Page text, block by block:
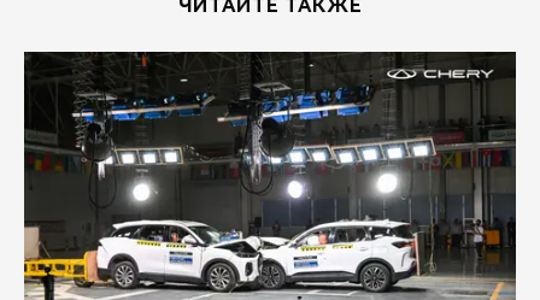
ЧИТАЙТЕ ТАКЖЕ